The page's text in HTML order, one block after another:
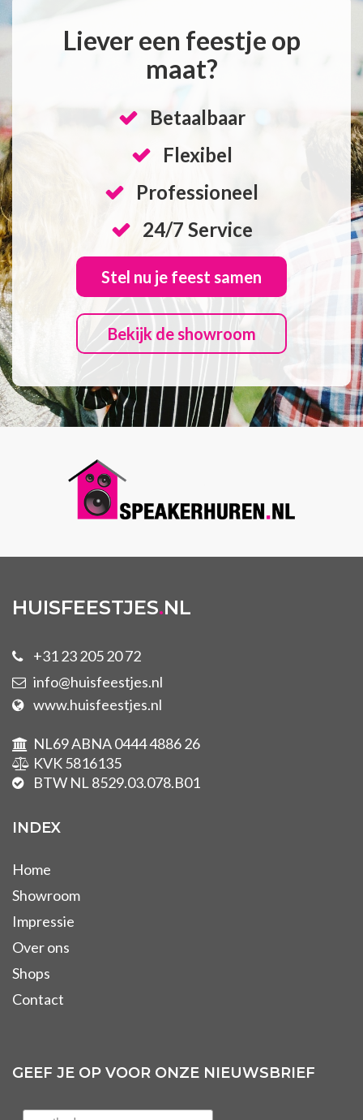
Liever een feestje op
maat?
Betaalbaar
Flexibel
Professioneel
24/7 Service
Stel nu je feest samen
Bekijk de showroom
HUISFEESTJES.NL
+31 23 205 20 72
info@huisfeestjes.nl
www.huisfeestjes.nl
NL69 ABNA 0444 4886 26
KVK 5816135
BTW NL 8529.03.078.B01
INDEX
Home
Showroom
Impressie
Over ons
Shops
Contact
GEEF JE OP VOOR ONZE NIEUWSBRIEF